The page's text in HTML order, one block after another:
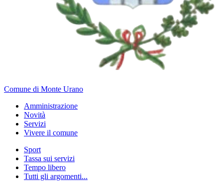
Comune di Monte Urano
Amministrazione
Novità
Servizi
Vivere il comune
Sport
Tassa sui servizi
Tempo libero
Tutti gli argomenti...